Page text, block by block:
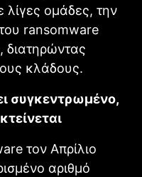
ομάδες, την
ransomware
διατηρώντας
κλάδους.
συγκεντρωμένο,
τον Απρίλιο
αριθμό